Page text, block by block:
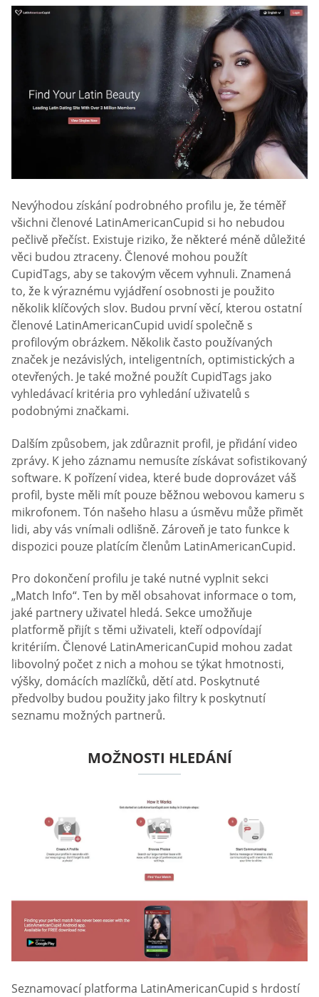
Nevýhodou získání podrobného profilu je, že téměř
všichni členové LatinAmericanCupid si ho nebudou
pečlivě přečíst. Existuje riziko, že některé méně důležité
věci budou ztraceny. Členové mohou použít
CupidTags, aby se takovým věcem vyhnuli. Znamená
to, že k výraznému vyjádření osobnosti je použito
několik klíčových slov. Budou první věcí, kterou ostatní
členové LatinAmericanCupid uvidí společně s
profilovým obrázkem. Několik často používaných
značek je nezávislých, inteligentních, optimistických a
otevřených. Je také možné použít CupidTags jako
vyhledávací kritéria pro vyhledání uživatelů s
podobnými značkami.
Dalším způsobem, jak zdůraznit profil, je přidání video
zprávy. K jeho záznamu nemusíte získávat sofistikovaný
software. K pořízení videa, které bude doprovázet váš
profil, byste měli mít pouze běžnou webovou kameru s
mikrofonem. Tón našeho hlasu a úsměvu může přimět
lidi, aby vás vnímali odlišně. Zároveň je tato funkce k
dispozici pouze platícím členům LatinAmericanCupid.
Pro dokončení profilu je také nutné vyplnit sekci
„Match Info“. Ten by měl obsahovat informace o tom,
jaké partnery uživatel hledá. Sekce umožňuje
platformě přijít s těmi uživateli, kteří odpovídají
kritériím. Členové LatinAmericanCupid mohou zadat
libovolný počet z nich a mohou se týkat hmotnosti,
výšky, domácích mazlíčků, dětí atd. Poskytnuté
předvolby budou použity jako filtry k poskytnutí
seznamu možných partnerů.
MOŽNOSTI HLEDÁNÍ
Seznamovací platforma LatinAmericanCupid s hrdostí